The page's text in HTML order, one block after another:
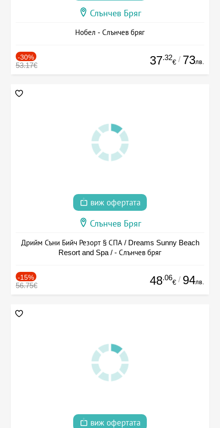
Слънчев Бряг
Нобел - Слънчев бряг
-30%
53.17€ 37.32
€ / 73лв.
виж офертата
Слънчев Бряг
Дрийм Съни Бийч Резорт § СПА / Dreams Sunny Beach
Resort and Spa / - Слънчев бряг
-15%
56.75€ 48.06
€ / 94лв.
виж офертата